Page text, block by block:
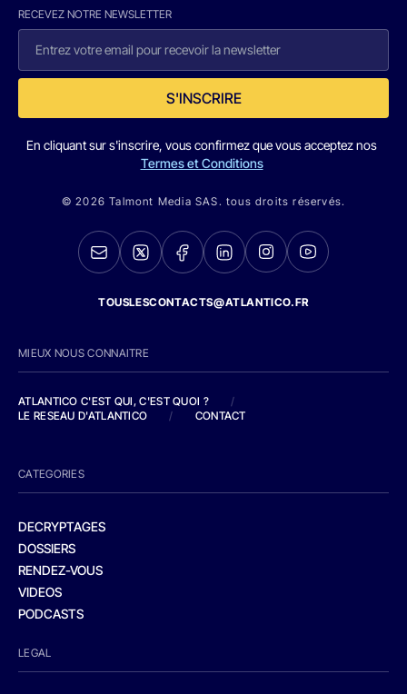
RECEVEZ NOTRE NEWSLETTER
S'INSCRIRE
En cliquant sur s'inscrire, vous confirmez que vous acceptez nos
Termes et Conditions
© 2026 Talmont Media SAS. tous droits réservés.
TOUSLESCONTACTS@ATLANTICO.FR
MIEUX NOUS CONNAITRE
ATLANTICO C'EST QUI, C'EST QUOI ?
/
LE RESEAU D'ATLANTICO
/ CONTACT
CATEGORIES
DECRYPTAGES
DOSSIERS
RENDEZ-VOUS
VIDEOS
PODCASTS
LEGAL